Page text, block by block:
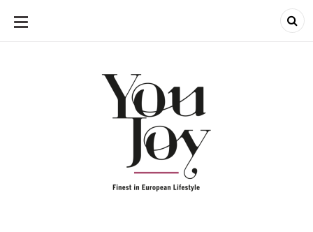
SKIP